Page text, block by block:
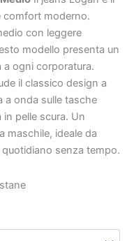
comfort moderno.
con leggere
modello presenta un
a ogni corporatura.
il classico design a
a onda sulle tasche
in pelle scura. Un
maschile, ideale da
senza tempo.